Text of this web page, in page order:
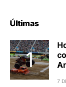
Últimas
7